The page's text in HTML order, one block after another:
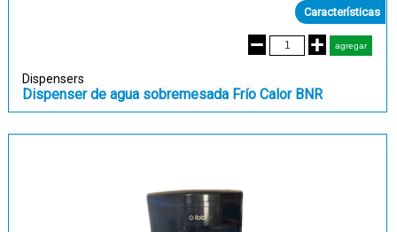
Características
Dispensers
Dispenser de agua sobremesada Frío Calor BNR